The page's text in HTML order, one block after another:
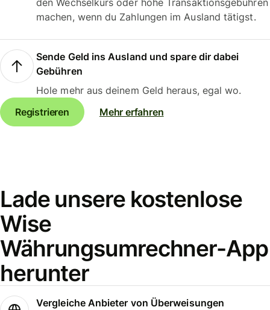
den Wechselkurs oder hohe Transaktionsgebühren
machen, wenn du Zahlungen im Ausland tätigst.
Sende Geld ins Ausland und spare dir dabei
Gebühren
Hole mehr aus deinem Geld heraus, egal wo.
Registrieren
Mehr erfahren
Lade unsere kostenlose
Wise
Währungsumrechner-App
herunter
Vergleiche Anbieter von Überweisungen